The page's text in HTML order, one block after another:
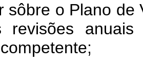
sôbre o Plano de
anuais